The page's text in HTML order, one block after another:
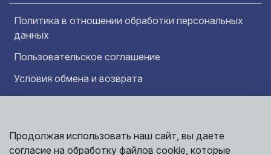
Политика в отношении обработки персональных
данных
Пользовательское соглашение
Условия обмена и возврата
Информация представленная на сайте
носит исключительно ознакомительный
Продолжая использовать наш сайт, вы даете
согласие на обработку файлов cookie, которые
обработки